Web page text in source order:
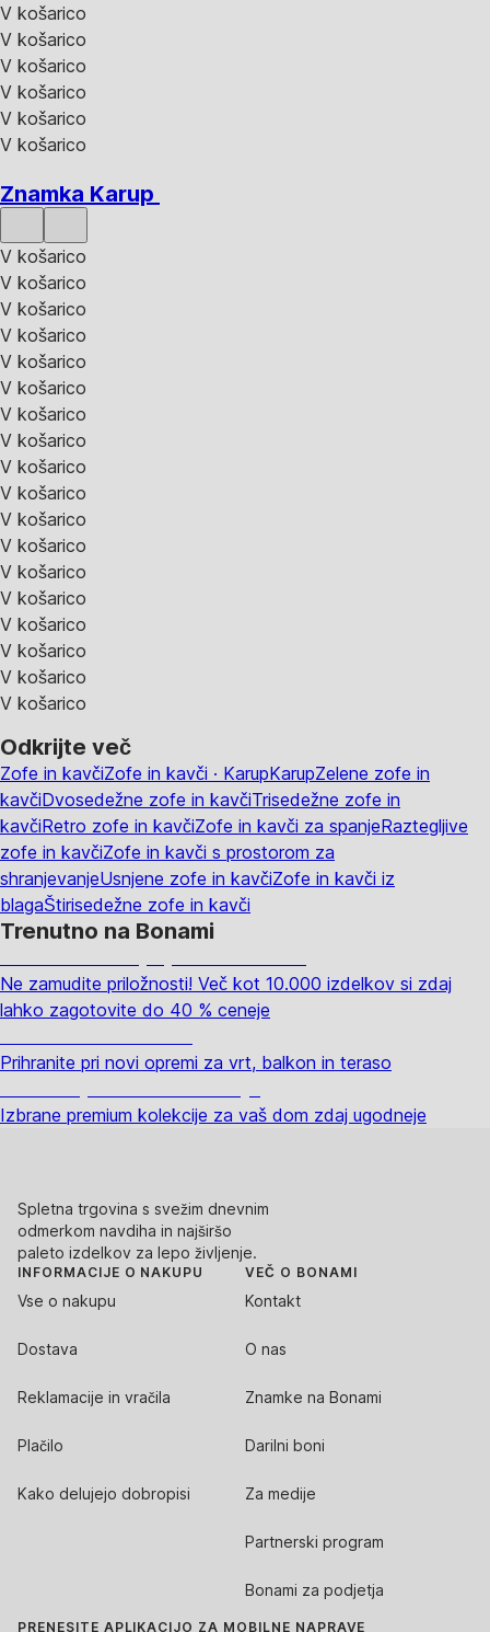
V košarico
V košarico
V košarico
V košarico
V košarico
V košarico
Znamka Karup
V košarico
V košarico
V košarico
V košarico
V košarico
V košarico
V košarico
V košarico
V košarico
V košarico
V košarico
V košarico
V košarico
V košarico
V košarico
V košarico
V košarico
V košarico
Odkrijte več
Zofe in kavčiZofe in kavči · KarupKarupZelene zofe in
kavčiDvosedežne zofe in kavčiTrisedežne zofe in
kavčiRetro zofe in kavčiZofe in kavči za spanjeRaztegljive
zofe in kavčiZofe in kavči s prostorom za
shranjevanjeUsnjene zofe in kavčiZofe in kavči iz
blagaŠtirisedežne zofe in kavči
Trenutno na Bonami
Ne zamudite priložnosti! Več kot 10.000 izdelkov si zdaj
lahko zagotovite do 40 % ceneje
Prihranite pri novi opremi za vrt, balkon in teraso
Izbrane premium kolekcije za vaš dom zdaj ugodneje
Spletna trgovina s svežim dnevnim
odmerkom navdiha in najširšo
paleto izdelkov za lepo življenje.
INFORMACIJE O NAKUPU
Vse o nakupu
Dostava
Reklamacije in vračila
Plačilo
Kako delujejo dobropisi
VEČ O BONAMI
Kontakt
O nas
Znamke na Bonami
Darilni boni
Za medije
Partnerski program
Bonami za podjetja
PRENESITE APLIKACIJO ZA MOBILNE NAPRAVE